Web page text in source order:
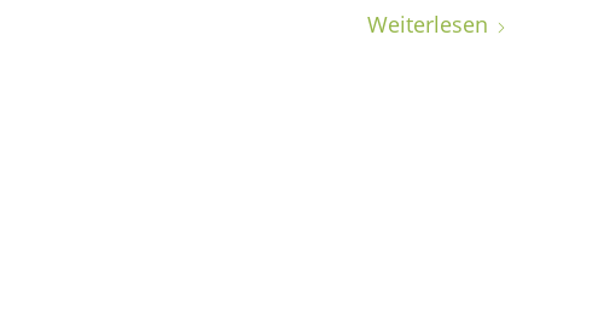
Weiterlesen